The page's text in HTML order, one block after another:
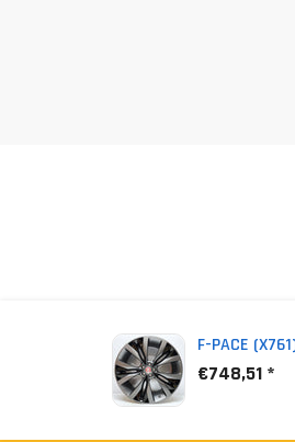
F-PACE
€748,51 *